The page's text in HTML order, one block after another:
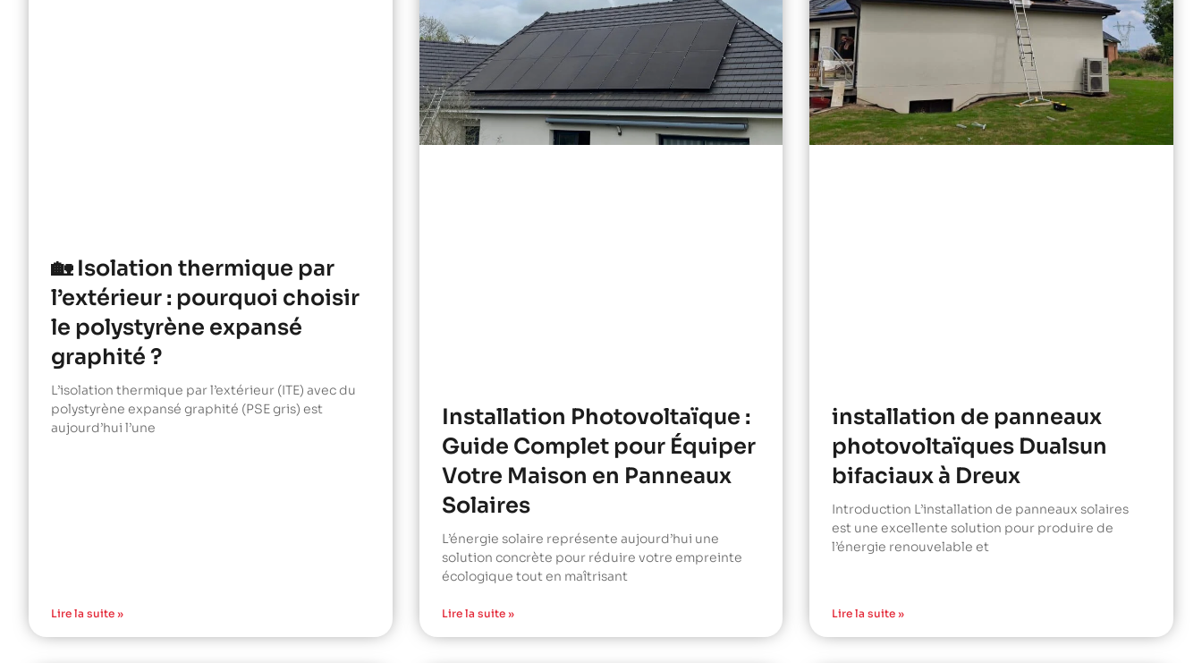
🏡 Isolation thermique par
l’extérieur : pourquoi choisir
le polystyrène expansé
graphité ?
L’isolation thermique par l’extérieur (ITE) avec du
polystyrène expansé graphité (PSE gris) est
aujourd’hui l’une
Lire la suite »
Installation Photovoltaïque :
Guide Complet pour Équiper
Votre Maison en Panneaux
Solaires
L’énergie solaire représente aujourd’hui une
solution concrète pour réduire votre empreinte
écologique tout en maîtrisant
Lire la suite »
installation de panneaux
photovoltaïques Dualsun
bifaciaux à Dreux
Introduction L’installation de panneaux solaires
est une excellente solution pour produire de
l’énergie renouvelable et
Lire la suite »